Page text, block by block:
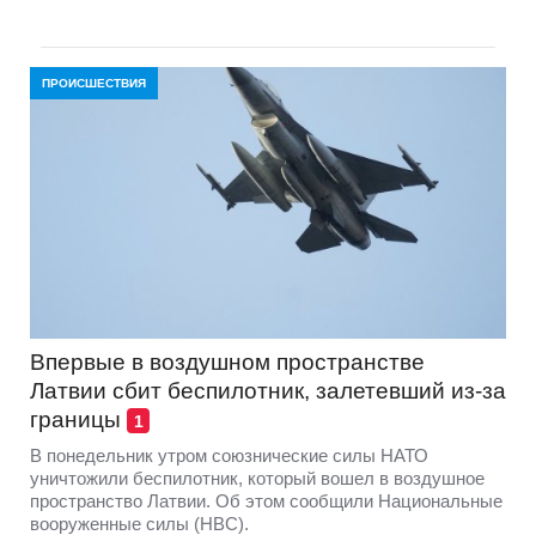
ПРОИСШЕСТВИЯ
Впервые в воздушном пространстве
Латвии сбит беспилотник, залетевший из-за
границы
1
В понедельник утром союзнические силы НАТО
уничтожили беспилотник, который вошел в воздушное
пространство Латвии. Об этом сообщили Национальные
вооруженные силы (НВС).